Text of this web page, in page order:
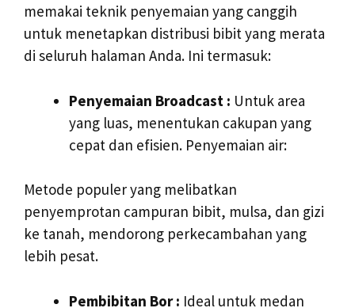
memakai teknik penyemaian yang canggih
untuk menetapkan distribusi bibit yang merata
di seluruh halaman Anda. Ini termasuk:
Penyemaian Broadcast : Untuk area
yang luas, menentukan cakupan yang
cepat dan efisien. Penyemaian air:
Metode populer yang melibatkan
penyemprotan campuran bibit, mulsa, dan gizi
ke tanah, mendorong perkecambahan yang
lebih pesat.
Pembibitan Bor : Ideal untuk medan